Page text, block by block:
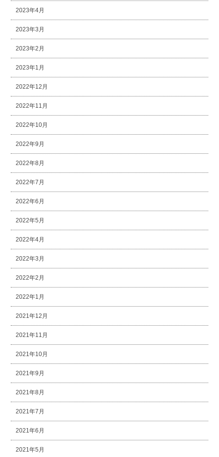
2023年4月
2023年3月
2023年2月
2023年1月
2022年12月
2022年11月
2022年10月
2022年9月
2022年8月
2022年7月
2022年6月
2022年5月
2022年4月
2022年3月
2022年2月
2022年1月
2021年12月
2021年11月
2021年10月
2021年9月
2021年8月
2021年7月
2021年6月
2021年5月